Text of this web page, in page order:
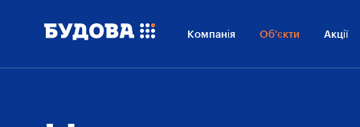
Компанія Об'єкти Акції